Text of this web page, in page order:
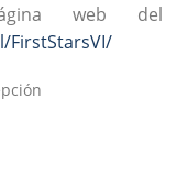
web del
FirstStarsVI/